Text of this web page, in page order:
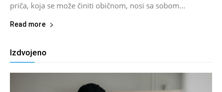
priča, koja se može činiti običnom, nosi sa sobom...
Read more
Izdvojeno